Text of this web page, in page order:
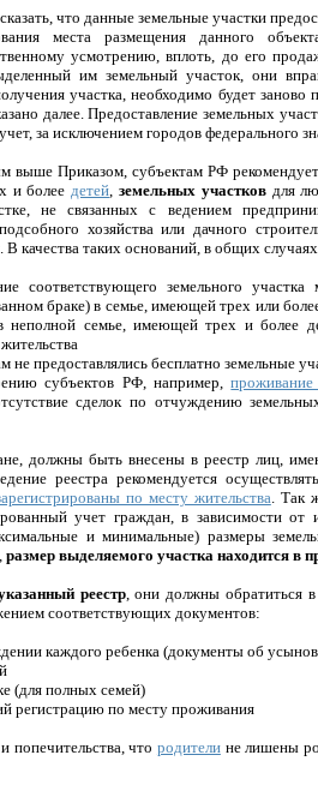
что данные земельные участки
места размещения данного
усмотрению, вплоть, до его
им земельный участок, они
участка, необходимо будет
далее. Предоставление земельных
за исключением городов федерального
выше Приказом, субъектам РФ
и более детей земельных участковдля
не связанных с ведением
хозяйства или дачного
В качества таких оснований, в общих
соответствующего земельного
браке) в семье, имеющей трех или
неполной семье, имеющей трех и более
не предоставлялись бесплатно земельные
субъектов РФ, например,
сделок по отчуждению
должны быть внесены в реестр лиц,
реестра рекомендуется
по месту жительства . Так
учет граждан, в зависимости от
и минимальные) размеры
размер выделяемого участка находится в
реестр, они должны обратиться
соответствующих документов:
каждого ребенка (документы об
(для полных семей)
регистрацию по месту проживания
попечительства, что родителине лишены